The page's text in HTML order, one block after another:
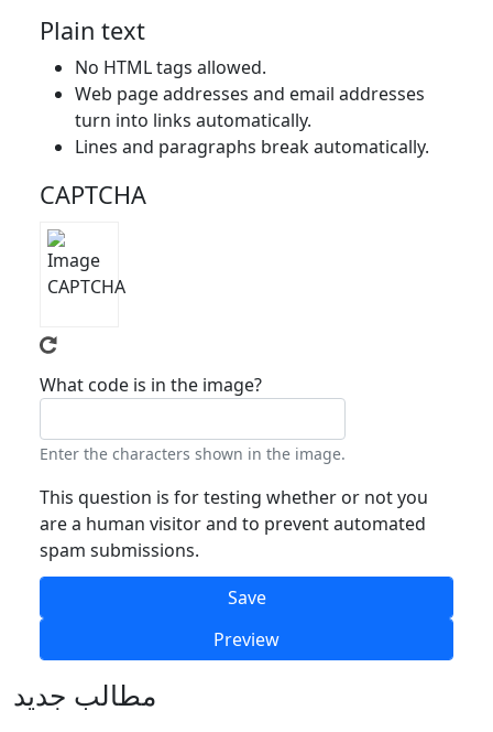
Plain text
No HTML tags allowed.
Web page addresses and email addresses
turn into links automatically.
Lines and paragraphs break automatically.
CAPTCHA
What code is in the image?
Enter the characters shown in the image.
This question is for testing whether or not you
are a human visitor and to prevent automated
spam submissions.
مطالب جدید